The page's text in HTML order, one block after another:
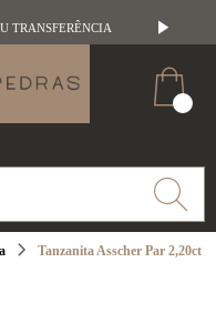
TRANSFERÊNCIA
Tanzanita Asscher Par 2,20ct